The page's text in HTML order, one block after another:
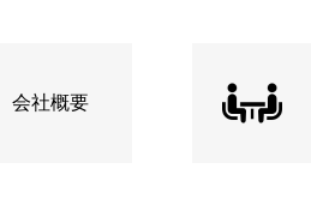
会社概要